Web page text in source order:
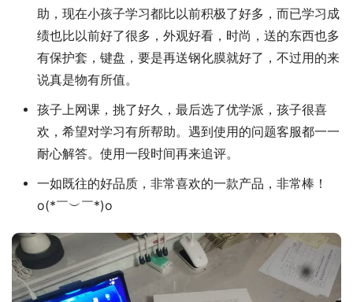
助，现在小孩子学习都比以前积极了好多，而已学习成
绩也比以前好了很多，外观好看，时尚，送的东西也多
有保护套，键盘，要是再送钢化膜就好了，不过用的来
说真是物有所值。
孩子上网课，挑了好久，最后选了优学派，孩子很喜
欢，希望对学习有所帮助。遇到使用的问题客服都一一
耐心解答。使用一段时间再来追评。
一如既往的好品质，非常喜欢的一款产品，非常棒！
o(*￣︶￣*)o